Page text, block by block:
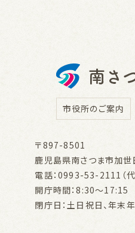
市役所のご案内
〒897-8501
鹿児島県南さつま市加
電話：0993-53-2111（代
開庁時間：8:30～17:15
閉庁日：土日祝日、年末